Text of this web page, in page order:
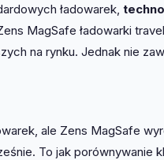
ładowarek,
MagSafe ładowarki
na rynku. Jednak nie
ale Zens MagSafe
To jak